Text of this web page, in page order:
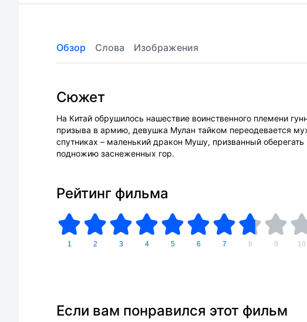
Обзор Слова Изображения
Сюжет
На Китай обрушилось нашествие воинственного племени
призыва в армию, девушка Мулан тайком переодевается
спутниках – маленький дракон Мушу, призванный
подножию заснеженных гор.
Рейтинг фильма
1 2 3 4 5 6 7 8 9 10
Если вам понравился этот фильм